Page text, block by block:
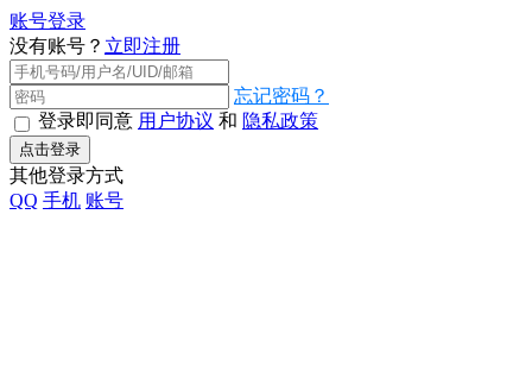
账号登录
没有账号？ 立即注册
忘记密码？
登录即同意 用户协议 和 隐私政策
点击登录
其他登录方式
QQ 手机 账号